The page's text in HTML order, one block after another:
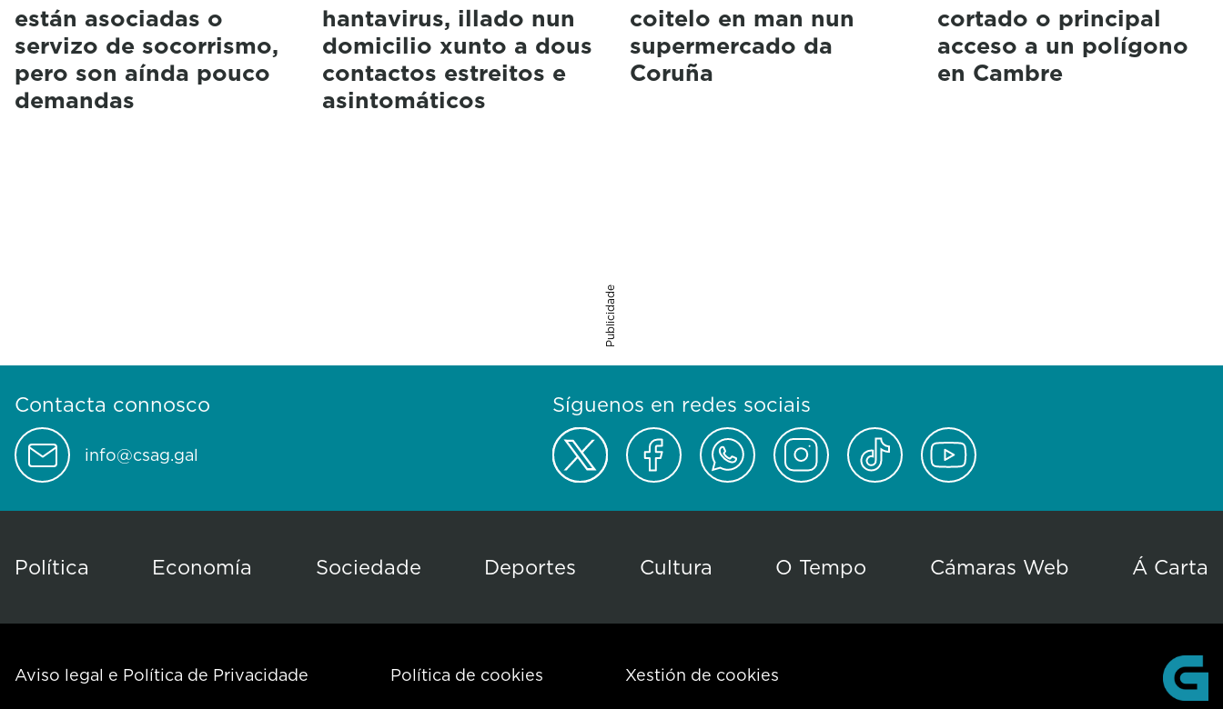
están asociadas o
servizo de socorrismo,
pero son aínda pouco
demandas
hantavirus, illado nun
domicilio xunto a dous
contactos estreitos e
asintomáticos
coitelo en man nun
supermercado da
Coruña
cortado o principal
acceso a un polígono
en Cambre
Publicidade
Contacta connosco
info@csag.gal
Síguenos en redes sociais
Política Economía Sociedade Deportes Cultura O Tempo Cámaras Web Á Carta
Aviso legal e Política de Privacidade Política de cookies Xestión de cookies